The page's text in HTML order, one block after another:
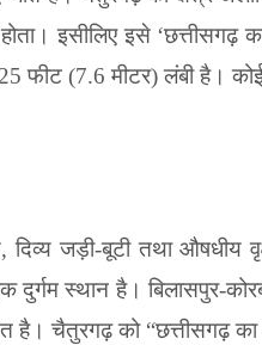
इसीलिएइसे ‘छत्तीसगढ़
फीट (7.6 मीटर) लंबी है।
,दिव्य जड़ी-बूटी तथा औषधीय
दुर्गम स्थान है। बिलासपुर-
है। चैतुरगढ़ को “छत्तीसगढ़